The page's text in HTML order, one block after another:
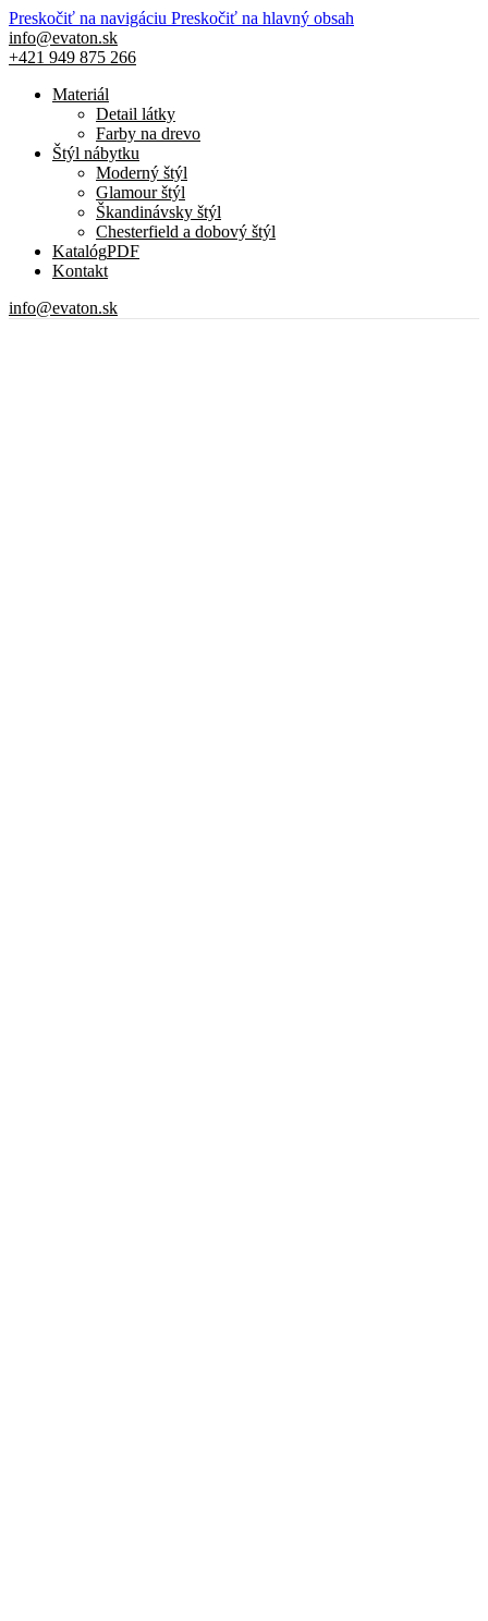
Preskočiť na navigáciu Preskočiť na hlavný obsah
info@evaton.sk
+421 949 875 266
Materiál
Detail látky
Farby na drevo
Štýl nábytku
Moderný štýl
Glamour štýl
Škandinávsky štýl
Chesterfield a dobový štýl
KatalógPDF
Kontakt
info@evaton.sk